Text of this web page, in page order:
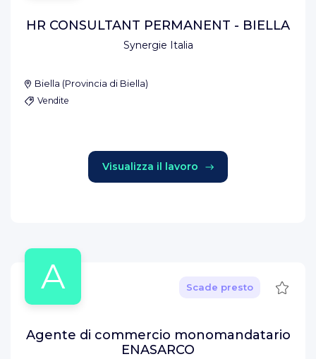
Synergie Italia
HR CONSULTANT PERMANENT - BIELLA
Biella (Provincia di Biella)
Vendite
Visualizza il lavoro
A Scade presto Salva
Agente di commercio monomandatario
ENASARCO